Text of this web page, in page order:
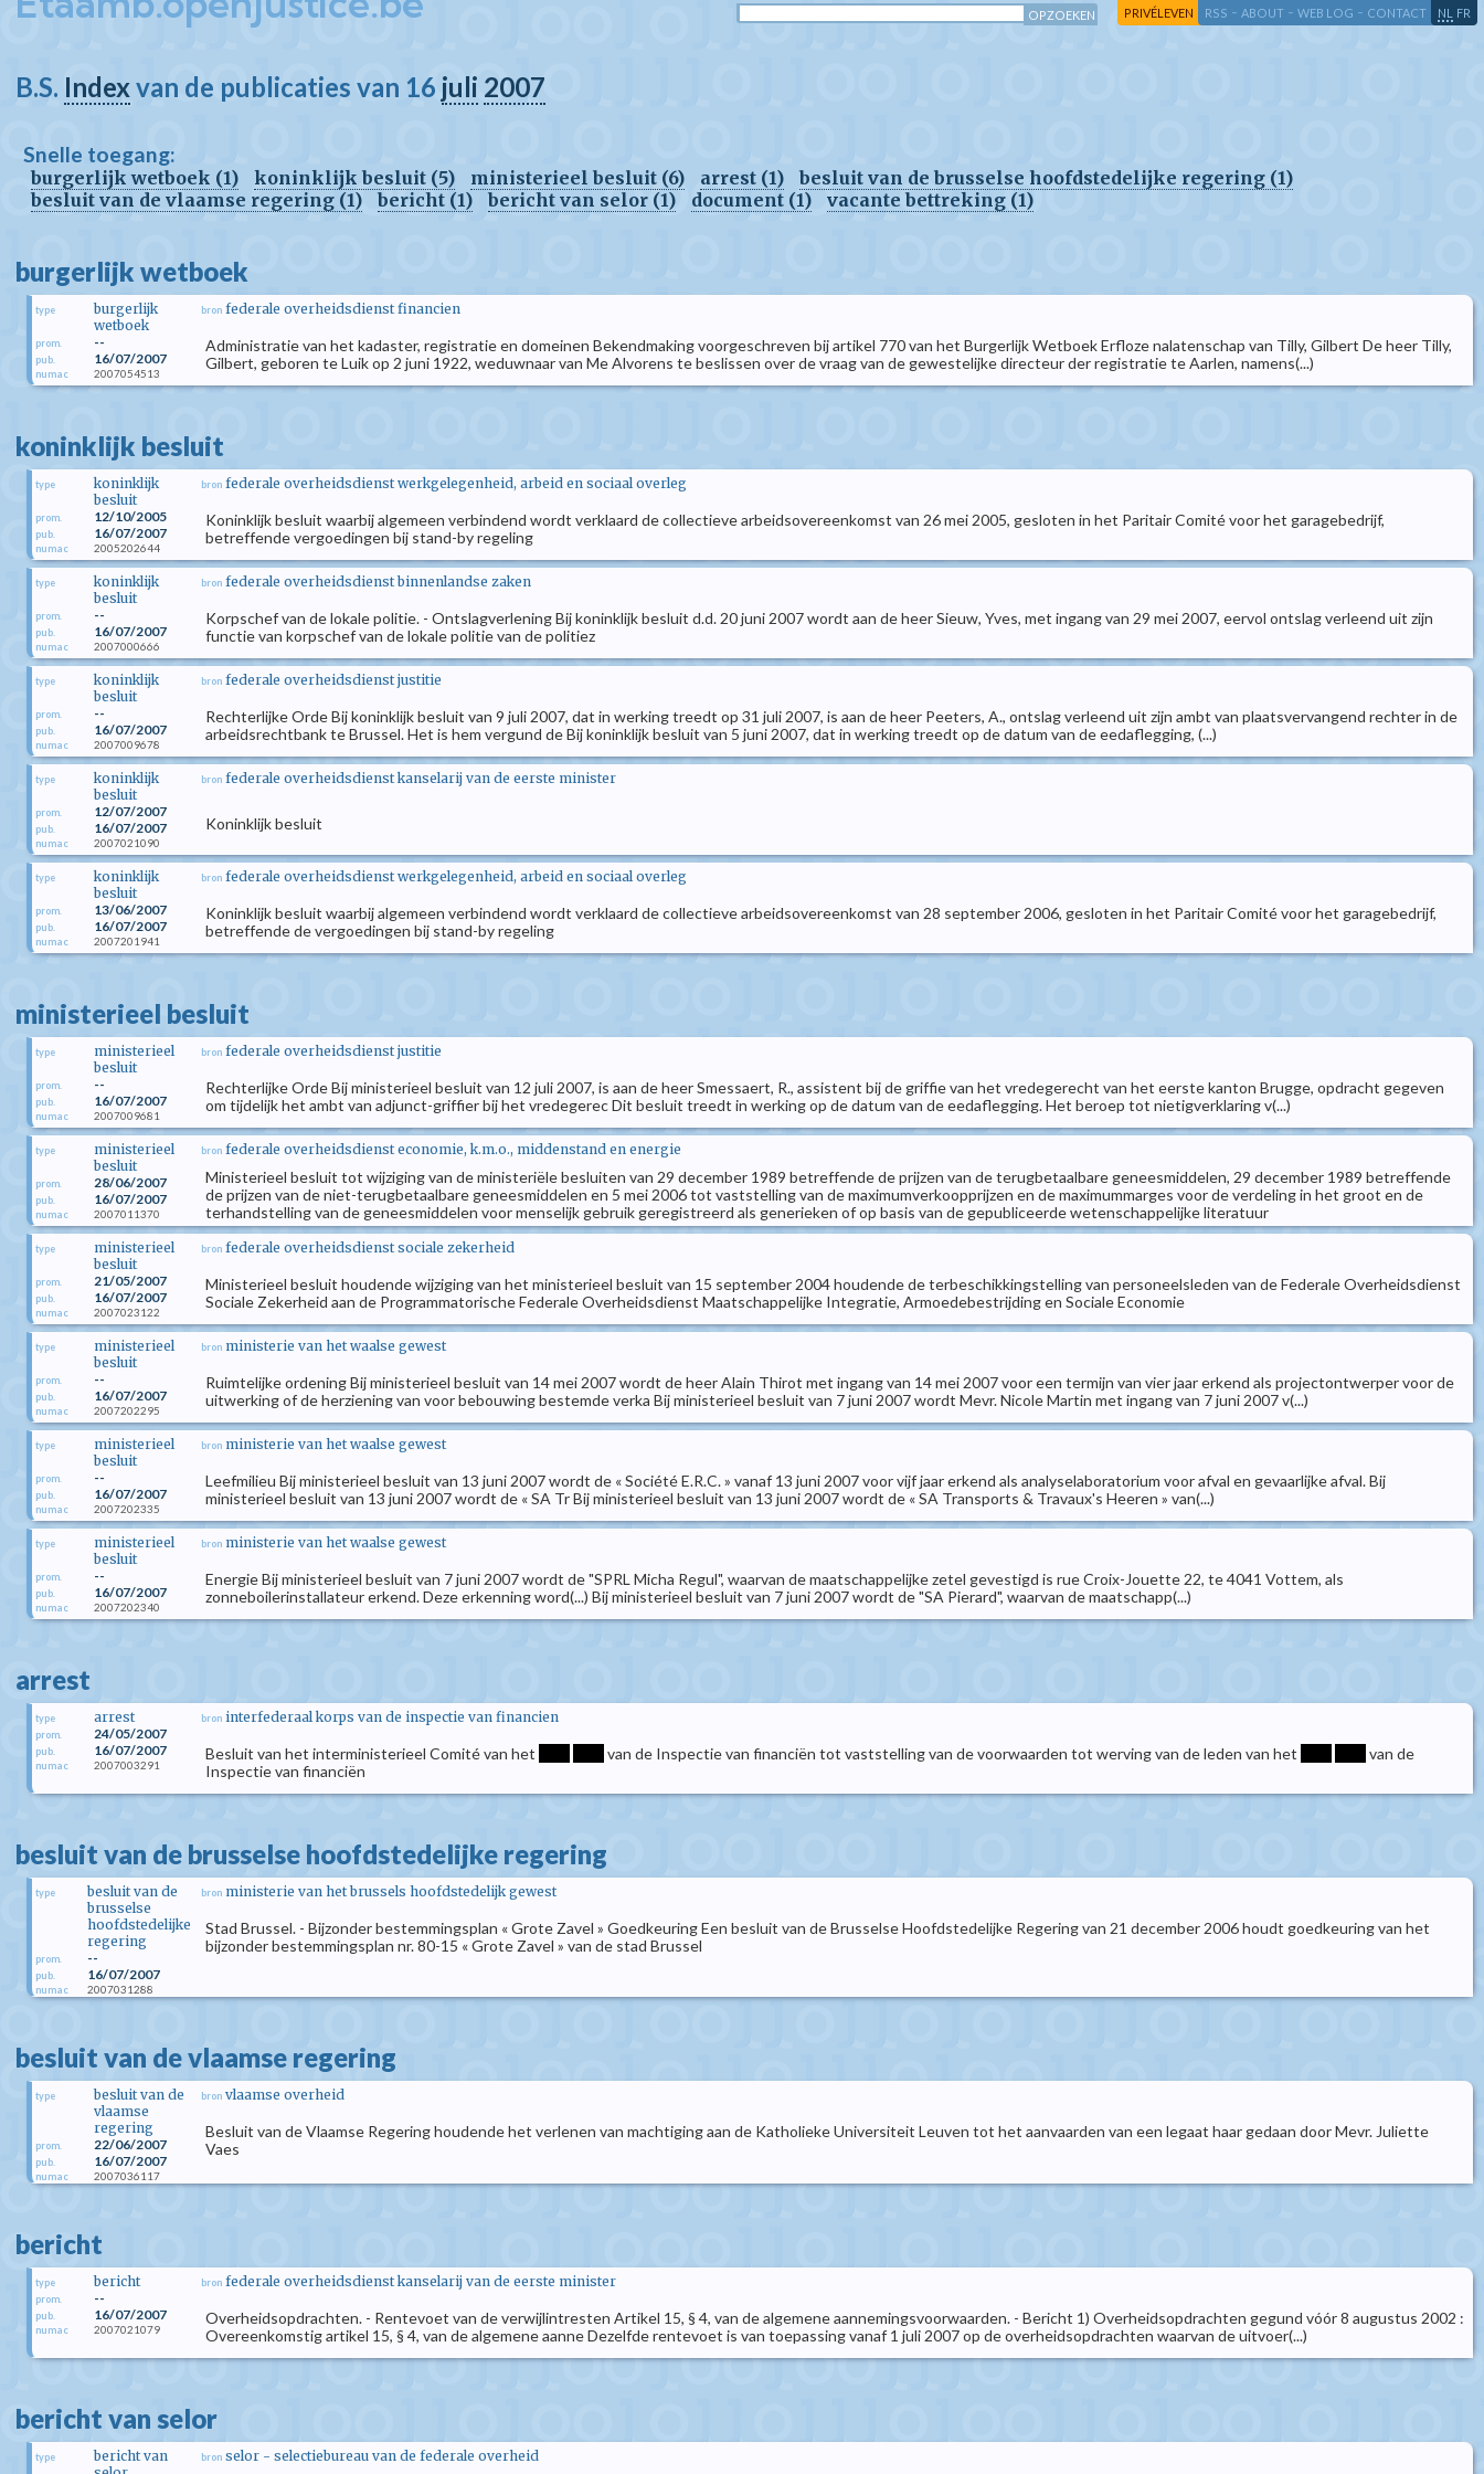
PRIVÉLEVEN RSS - ABOUT - WEB LOG - CONTACT NL FR
B.S. Indexvan de publicaties van 16 juli 2007
Snelle toegang:
burgerlijk wetboek (1) koninklijk besluit (5) ministerieel besluit (6) arrest (1)
besluit van de brusselse hoofdstedelijke regering (1)
besluit van de vlaamse regering (1)
bericht (1) bericht van selor (1) document (1) vacante bettreking (1)
burgerlijk wetboek
type
burgerlijk
wetboek
prom. --
pub. 16/07/2007
numac 2007054513
bron federale overheidsdienst financien
Administratie van het kadaster, registratie en domeinen Bekendmaking voorgeschreven bij artikel 770 van het Burgerlijk Wetboek Erfloze nalatenschap van Tilly, Gilbert De heer Tilly,
Gilbert, geboren te Luik op 2 juni 1922, weduwnaar van Me Alvorens te beslissen over de vraag van de gewestelijke directeur der registratie te Aarlen, namens(...)
koninklijk besluit
type
koninklijk
besluit
prom. 12/10/2005
pub. 16/07/2007
numac 2005202644
bron federale overheidsdienst werkgelegenheid, arbeid en sociaal overleg
Koninklijk besluit waarbij algemeen verbindend wordt verklaard de collectieve arbeidsovereenkomst van 26 mei 2005, gesloten in het Paritair Comité voor het garagebedrijf,
betreffende vergoedingen bij stand-by regeling
type
koninklijk
besluit
prom. --
pub. 16/07/2007
numac 2007000666
bron federale overheidsdienst binnenlandse zaken
Korpschef van de lokale politie. - Ontslagverlening Bij koninklijk besluit d.d. 20 juni 2007 wordt aan de heer Sieuw, Yves, met ingang van 29 mei 2007, eervol ontslag verleend uit zijn
functie van korpschef van de lokale politie van de politiez
type
koninklijk
besluit
prom. --
pub. 16/07/2007
numac 2007009678
bron federale overheidsdienst justitie
Rechterlijke Orde Bij koninklijk besluit van 9 juli 2007, dat in werking treedt op 31 juli 2007, is aan de heer Peeters, A., ontslag verleend uit zijn ambt van plaatsvervangend rechter in de
arbeidsrechtbank te Brussel. Het is hem vergund de Bij koninklijk besluit van 5 juni 2007, dat in werking treedt op de datum van de eedaflegging, (...)
type
koninklijk
besluit
prom. 12/07/2007
pub. 16/07/2007
numac 2007021090
bron federale overheidsdienst kanselarij van de eerste minister
Koninklijk besluit
type
koninklijk
besluit
prom. 13/06/2007
pub. 16/07/2007
numac 2007201941
bron federale overheidsdienst werkgelegenheid, arbeid en sociaal overleg
Koninklijk besluit waarbij algemeen verbindend wordt verklaard de collectieve arbeidsovereenkomst van 28 september 2006, gesloten in het Paritair Comité voor het garagebedrijf,
betreffende de vergoedingen bij stand-by regeling
ministerieel besluit
type
ministerieel
besluit
prom. --
pub. 16/07/2007
numac 2007009681
bron federale overheidsdienst justitie
Rechterlijke Orde Bij ministerieel besluit van 12 juli 2007, is aan de heer Smessaert, R., assistent bij de griffie van het vredegerecht van het eerste kanton Brugge, opdracht gegeven
om tijdelijk het ambt van adjunct-griffier bij het vredegerec Dit besluit treedt in werking op de datum van de eedaflegging. Het beroep tot nietigverklaring v(...)
type
ministerieel
besluit
prom. 28/06/2007
pub. 16/07/2007
numac 2007011370
bron federale overheidsdienst economie, k.m.o., middenstand en energie
Ministerieel besluit tot wijziging van de ministeriële besluiten van 29 december 1989 betreffende de prijzen van de terugbetaalbare geneesmiddelen, 29 december 1989 betreffende
de prijzen van de niet-terugbetaalbare geneesmiddelen en 5 mei 2006 tot vaststelling van de maximumverkoopprijzen en de maximummarges voor de verdeling in het groot en de
terhandstelling van de geneesmiddelen voor menselijk gebruik geregistreerd als generieken of op basis van de gepubliceerde wetenschappelijke literatuur
type
ministerieel
besluit
prom. 21/05/2007
pub. 16/07/2007
numac 2007023122
bron federale overheidsdienst sociale zekerheid
Ministerieel besluit houdende wijziging van het ministerieel besluit van 15 september 2004 houdende de terbeschikkingstelling van personeelsleden van de Federale Overheidsdienst
Sociale Zekerheid aan de Programmatorische Federale Overheidsdienst Maatschappelijke Integratie, Armoedebestrijding en Sociale Economie
type
ministerieel
besluit
prom. --
pub. 16/07/2007
numac 2007202295
bron ministerie van het waalse gewest
Ruimtelijke ordening Bij ministerieel besluit van 14 mei 2007 wordt de heer Alain Thirot met ingang van 14 mei 2007 voor een termijn van vier jaar erkend als projectontwerper voor de
uitwerking of de herziening van voor bebouwing bestemde verka Bij ministerieel besluit van 7 juni 2007 wordt Mevr. Nicole Martin met ingang van 7 juni 2007 v(...)
type
ministerieel
besluit
prom. --
pub. 16/07/2007
numac 2007202335
bron ministerie van het waalse gewest
Leefmilieu Bij ministerieel besluit van 13 juni 2007 wordt de « Société E.R.C. » vanaf 13 juni 2007 voor vijf jaar erkend als analyselaboratorium voor afval en gevaarlijke afval. Bij
ministerieel besluit van 13 juni 2007 wordt de « SA Tr Bij ministerieel besluit van 13 juni 2007 wordt de « SA Transports & Travaux's Heeren » van(...)
type
ministerieel
besluit
prom. --
pub. 16/07/2007
numac 2007202340
bron ministerie van het waalse gewest
Energie Bij ministerieel besluit van 7 juni 2007 wordt de "SPRL Micha Regul", waarvan de maatschappelijke zetel gevestigd is rue Croix-Jouette 22, te 4041 Vottem, als
zonneboilerinstallateur erkend. Deze erkenning word(...) Bij ministerieel besluit van 7 juni 2007 wordt de "SA Pierard", waarvan de maatschapp(...)
arrest
type arrest
prom. 24/05/2007
pub. 16/07/2007
numac 2007003291
bron interfederaal korps van de inspectie van financien
Besluit van het interministerieel Comité van het van de Inspectie van financiën tot vaststelling van de voorwaarden tot werving van de leden van het
van de
Inspectie van financiën
besluit van de brusselse hoofdstedelijke regering
type
besluit van de
brusselse
hoofdstedelijke
regering
prom. --
pub. 16/07/2007
numac 2007031288
bron ministerie van het brussels hoofdstedelijk gewest
Stad Brussel. - Bijzonder bestemmingsplan « Grote Zavel » Goedkeuring Een besluit van de Brusselse Hoofdstedelijke Regering van 21 december 2006 houdt goedkeuring van het
bijzonder bestemmingsplan nr. 80-15 « Grote Zavel » van de stad Brussel
besluit van de vlaamse regering
type
besluit van de
vlaamse
regering
prom. 22/06/2007
pub. 16/07/2007
numac 2007036117
bron vlaamse overheid
Besluit van de Vlaamse Regering houdende het verlenen van machtiging aan de Katholieke Universiteit Leuven tot het aanvaarden van een legaat haar gedaan door Mevr. Juliette
Vaes
bericht
type bericht
prom. --
pub. 16/07/2007
numac 2007021079
bron federale overheidsdienst kanselarij van de eerste minister
Overheidsopdrachten. - Rentevoet van de verwijlintresten Artikel 15, § 4, van de algemene aannemingsvoorwaarden. - Bericht 1) Overheidsopdrachten gegund vóór 8 augustus 2002 :
Overeenkomstig artikel 15, § 4, van de algemene aanne Dezelfde rentevoet is van toepassing vanaf 1 juli 2007 op de overheidsopdrachten waarvan de uitvoer(...)
bericht van selor
type
bericht van
bron selor - selectiebureau van de federale overheid